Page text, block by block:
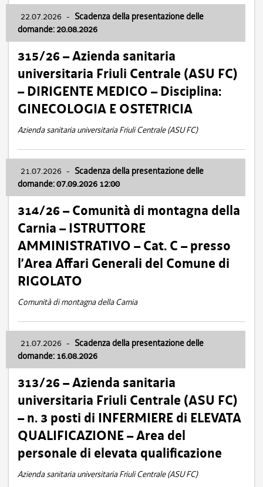
22.07.2026 - Scadenza della presentazione delle
domande: 20.08.2026
315/26 – Azienda sanitaria
universitaria Friuli Centrale (ASU FC)
– DIRIGENTE MEDICO – Disciplina:
GINECOLOGIA E OSTETRICIA
Azienda sanitaria universitaria Friuli Centrale (ASU FC)
21.07.2026 - Scadenza della presentazione delle
domande: 07.09.2026 12:00
314/26 – Comunità di montagna della
Carnia – ISTRUTTORE
AMMINISTRATIVO – Cat. C – presso
l’Area Affari Generali del Comune di
RIGOLATO
Comunità di montagna della Carnia
21.07.2026 - Scadenza della presentazione delle
domande: 16.08.2026
313/26 – Azienda sanitaria
universitaria Friuli Centrale (ASU FC)
– n. 3 posti di INFERMIERE di ELEVATA
QUALIFICAZIONE – Area del
personale di elevata qualificazione
Azienda sanitaria universitaria Friuli Centrale (ASU FC)